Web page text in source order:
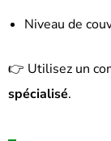
Niveau de
👉 Utilisez un
spécialisé.